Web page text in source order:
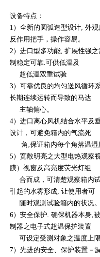
设备特点：
1）全新的圆弧造型设计, 外
反作用把手，操作容易。
2）进口型多功能, 扩展性强
制稳定可靠.可供低温及
超低温双重试验
3）可靠优良的均匀送风循环
长期连续运转而导致的马达
主轴偏心。
4）进口离心风机结合水平及
设计，可避免箱内的气流死
角,保证箱内每个角落温湿
5）宽敞明亮之大型电热观察
膜）视窗及高亮度荧光灯组
合而成，可清楚观察箱内
引起的水雾形成, 让使用者可
随时观测试验箱内的状况。
6）安全保护. 确保机器本身,
制器之电子式超温保护装置
可设定受测对象之温度上限
7）先进的安全、保护装置－